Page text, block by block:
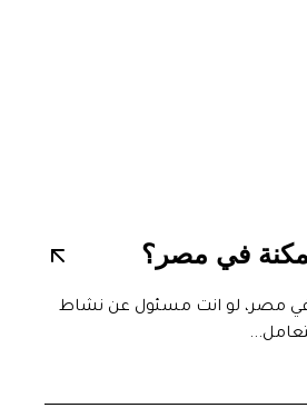
في مصر؟
في مصر، لو انت مسئول عن نشاط